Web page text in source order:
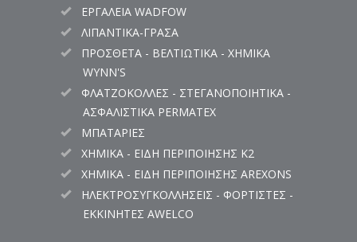
ΕΡΓΑΛΕΙΑ WADFOW
ΛΙΠΑΝΤΙΚΑ-ΓΡΑΣΑ
ΠΡΟΣΘΕΤΑ - ΒΕΛΤΙΩΤΙΚΑ - ΧΗΜΙΚΑ
WYNN'S
ΦΛΑΤΖΟΚΟΛΛΕΣ - ΣΤΕΓΑΝΟΠΟΙΗΤΙΚΑ -
ΑΣΦΑΛΙΣΤΙΚΑ PERMATEX
ΜΠΑΤΑΡΙΕΣ
ΧΗΜΙΚΑ - ΕΙΔΗ ΠΕΡΙΠΟΙΗΣΗΣ K2
ΧΗΜΙΚΑ - ΕΙΔΗ ΠΕΡΙΠΟΙΗΣΗΣ AREXONS
ΗΛΕΚΤΡΟΣΥΓΚΟΛΛΗΣΕΙΣ - ΦΟΡΤΙΣΤΕΣ -
ΕΚΚΙΝΗΤΕΣ AWELCO